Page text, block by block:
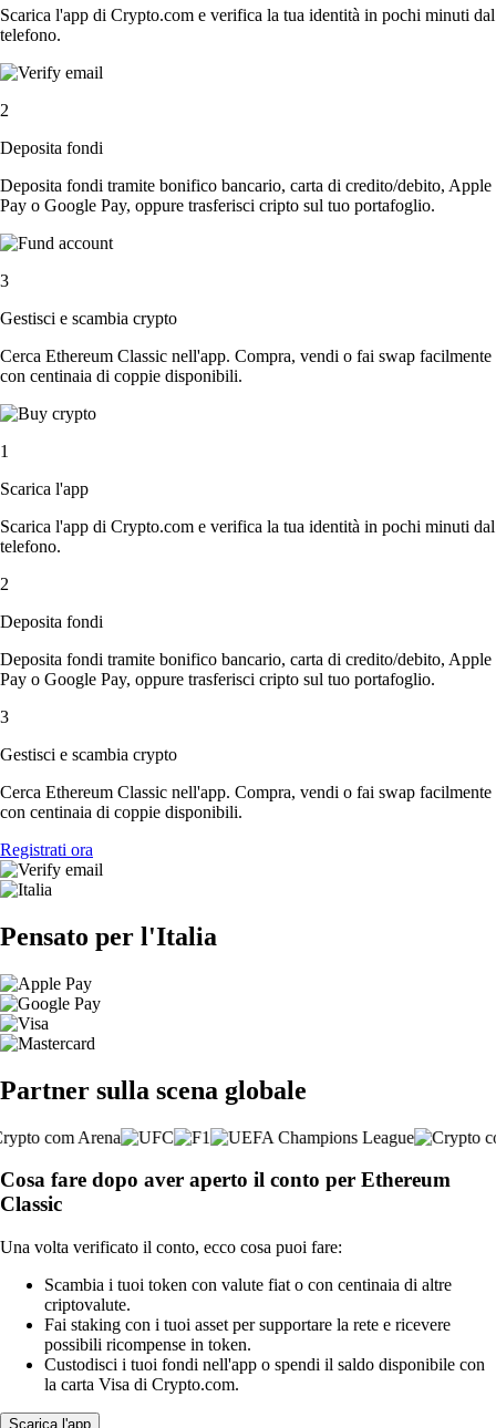
Scarica l'app di Crypto.com e verifica la tua identità in pochi minuti dal
telefono.
2
Deposita fondi
Deposita fondi tramite bonifico bancario, carta di credito/debito, Apple
Pay o Google Pay, oppure trasferisci cripto sul tuo portafoglio.
3
Gestisci e scambia crypto
Cerca Ethereum Classic nell'app. Compra, vendi o fai swap facilmente
con centinaia di coppie disponibili.
1
Scarica l'app
Scarica l'app di Crypto.com e verifica la tua identità in pochi minuti dal
telefono.
2
Deposita fondi
Deposita fondi tramite bonifico bancario, carta di credito/debito, Apple
Pay o Google Pay, oppure trasferisci cripto sul tuo portafoglio.
3
Gestisci e scambia crypto
Cerca Ethereum Classic nell'app. Compra, vendi o fai swap facilmente
con centinaia di coppie disponibili.
Registrati ora
Pensato per l'Italia
Partner sulla scena globale
Cosa fare dopo aver aperto il conto per Ethereum
Classic
Una volta verificato il conto, ecco cosa puoi fare:
Scambia i tuoi token con valute fiat o con centinaia di altre
criptovalute.
Fai staking con i tuoi asset per supportare la rete e ricevere
possibili ricompense in token.
Custodisci i tuoi fondi nell'app o spendi il saldo disponibile con
la carta Visa di Crypto.com.
Scarica l'app